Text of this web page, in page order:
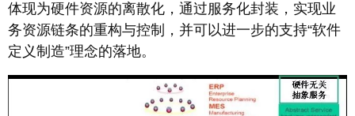
体现为硬件资源的离散化，通过服务化封装，实现业
务资源链条的重构与控制，并可以进一步的支持“软件
定义制造”理念的落地。